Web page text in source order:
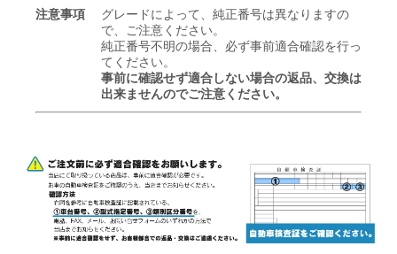
注意事項
グレードによって、純正番号は異なりますの
で、ご注意ください。
純正番号不明の場合、必ず事前適合確認を行っ
てください。
事前に確認せず適合しない場合の返品、交換は
出来ませんのでご注意ください。